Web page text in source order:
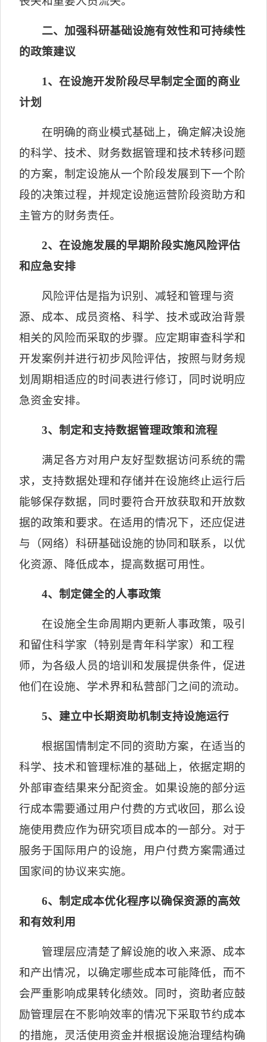
二、加强科研基础设施有效性和可持续性
的政策建议
1、在设施开发阶段尽早制定全面的商业
计划
在明确的商业模式基础上，确定解决设施
的科学、技术、财务数据管理和技术转移问题
的方案，制定设施从一个阶段发展到下一个阶
段的决策过程，并规定设施运营阶段资助方和
主管方的财务责任。
2、在设施发展的早期阶段实施风险评估
和应急安排
风险评估是指为识别、减轻和管理与资
源、成本、成员资格、科学、技术或政治背景
相关的风险而采取的步骤。应定期审查科学和
开发案例并进行初步风险评估，按照与财务规
划周期相适应的时间表进行修订，同时说明应
急资金安排。
3、制定和支持数据管理政策和流程
满足各方对用户友好型数据访问系统的需
求，支持数据处理和存储并在设施终止运行后
能够保存数据，同时要符合开放获取和开放数
据的政策和要求。在适用的情况下，还应促进
与（网络）科研基础设施的协同和联系，以优
化资源、降低成本，提高数据可用性。
4、制定健全的人事政策
在设施全生命周期内更新人事政策，吸引
和留住科学家（特别是青年科学家）和工程
师，为各级人员的培训和发展提供条件，促进
他们在设施、学术界和私营部门之间的流动。
5、建立中长期资助机制支持设施运行
根据国情制定不同的资助方案，在适当的
科学、技术和管理标准的基础上，依据定期的
外部审查结果来分配资金。如果设施的部分运
行成本需要通过用户付费的方式收回，那么设
施使用费应作为研究项目成本的一部分。对于
服务于国际用户的设施，用户付费方案需通过
国家间的协议来实施。
6、制定成本优化程序以确保资源的高效
和有效利用
管理层应清楚了解设施的收入来源、成本
和产出情况，以确定哪些成本可能降低，而不
会严重影响成果转化绩效。同时，资助者应鼓
励管理层在不影响效率的情况下采取节约成本
的措施，灵活使用资金并根据设施治理结构确